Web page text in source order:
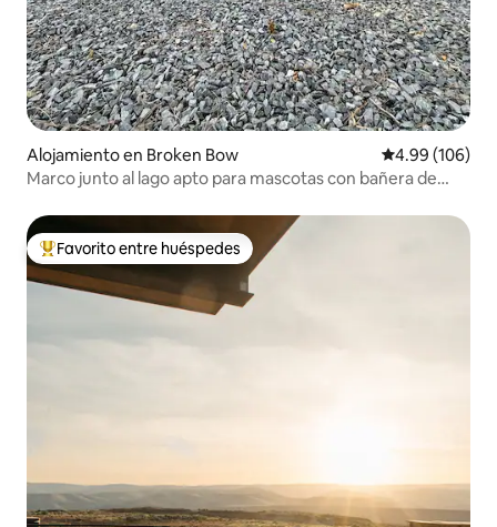
Alojamiento en Broken Bow Calificación
4.99 (106)
Marco junto al lago apto para mascotas con bañera de
Favorito entre huéspedes preferido
Favorito entre huéspedes